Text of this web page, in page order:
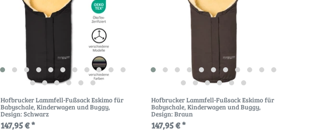
Hofbrucker Lammfell-Fußsack Eskimo für
Babyschale, Kinderwagen und Buggy,
Design: Schwarz
147,95 € *
Hofbrucker Lammfell-Fußsack Eskimo für
Babyschale, Kinderwagen und Buggy,
Design: Braun
147,95 € *